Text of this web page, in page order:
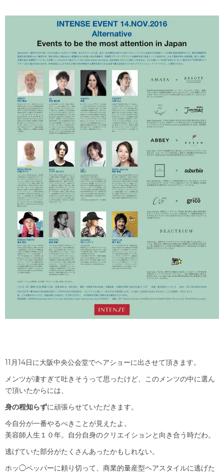
11月14日に大阪中央公会堂でヘアショーに出させて頂きます。
メンツが凄すぎて吐きそうって思ったけど、このメンツの中に選ん
で頂いたからには、
身の程知らずに頑張らせていただきます。
今自分が一番やるべきことが見えたよ。
美容師人生１０年。自分自身のクリエイションと向き合う時だわ。
逃げていた部分がたくさんあったかもしれない。
ホッ◯ペッパーに頼り切って、商業的量産型ヘアスタイルに逃げた